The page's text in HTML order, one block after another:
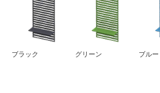
ブラック グリーン ブルー